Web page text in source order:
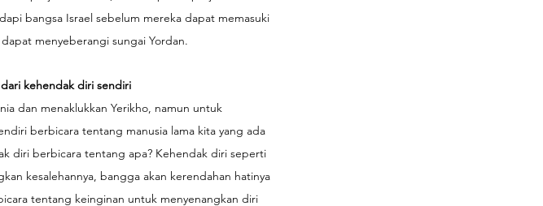
bangsa Israel sebelum mereka dapat memasuki
menyeberangi sungai Yordan.
kehendak diri sendiri
dan menaklukkan Yerikho, namun untuk
berbicara tentang manusia lama kita yang ada
diri berbicara tentang apa? Kehendak diri seperti
kesalehannya, bangga akan kerendahan hatinya
tentang keinginan untuk menyenangkan diri